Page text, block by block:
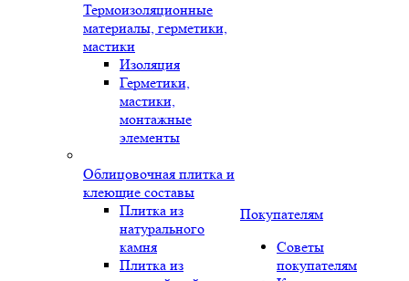
Термоизоляционные
материалы, герметики,
мастики
Изоляция
Герметики,
мастики,
монтажные
элементы
Облицовочная плитка и
клеющие составы
Плитка из
натурального
камня
Плитка из
Покупателям
Советы
покупателям